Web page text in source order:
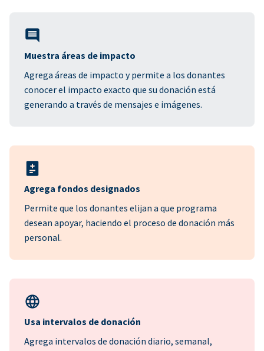
Muestra áreas de impacto
Agrega áreas de impacto y permite a los donantes
conocer el impacto exacto que su donación está
generando a través de mensajes e imágenes.
Agrega fondos designados
Permite que los donantes elijan a que programa
desean apoyar, haciendo el proceso de donación más
personal.
Usa intervalos de donación
Agrega intervalos de donación diario, semanal,